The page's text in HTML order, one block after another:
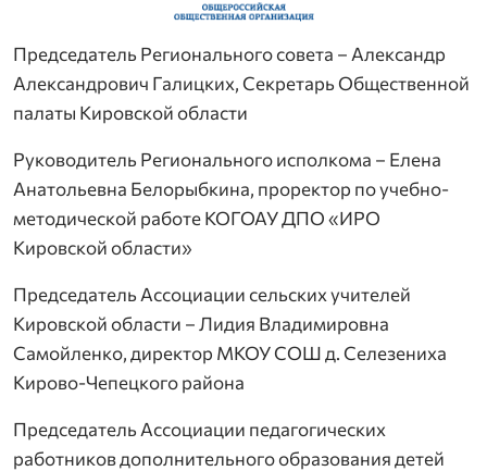
Председатель Регионального совета – Александр
Александрович Галицких, Секретарь Общественной
палаты Кировской области
Руководитель Регионального исполкома – Елена
Анатольевна Белорыбкина, проректор по учебно-
методической работе КОГОАУ ДПО «ИРО
Кировской области»
Председатель Ассоциации сельских учителей
Кировской области – Лидия Владимировна
Самойленко, директор МКОУ СОШ д. Селезениха
Кирово-Чепецкого района
Председатель Ассоциации педагогических
работников дополнительного образования детей